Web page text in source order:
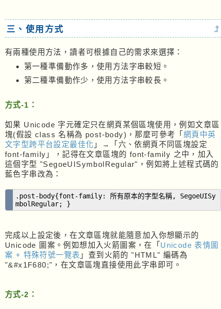
三、使用方式
有兩種使用方法，讀者可根據自己的需求來選擇：
第一種準備動作多，使用方法字串較短。
第二種準備動作少，使用方法字串較長。
方式-1：
如果 Unicode 字元確定只在網頁某個區塊使用，例如文章區
塊(假設 class 名稱為 post-body)，那麼可參考「 網頁中英
文字型跨平台設定最佳化 」→「六、依網頁不同區塊設定
font-family」，記得在文章區塊的 font-family 之中，加入
這個字型 "SegoeUISymbolRegular"，例如將上述程式碼的
藍色字串改為：
.post-body{font-family: 所有原本的字型名稱, SegoeUISy
mbolRegular; }
完成以上設定後，在文章區塊就能隨意加入你想顯示的
Unicode 圖案。例如想加入火箭圖案，在「 Unicode 表情圖
案 + 特殊符號一覽表 」查到火箭的 "HTML" 編碼為
"&#x1F680;"，在文章區塊直接使用此字串即可。
方式-2：